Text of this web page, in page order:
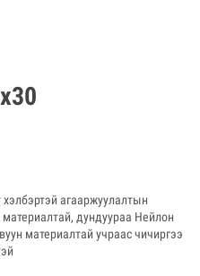
агааржуулалтын
дундуураа Нейлон
материалтай учраас чичиргээ